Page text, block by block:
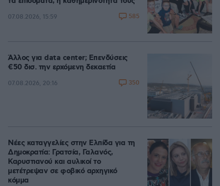
07.08.2026, 15:59 585
Άλλος για data center; Επενδύσεις
€50 δισ. την ερχόμενη δεκαετία
07.08.2026, 20:16 350
Νέες καταγγελίες στην Ελπίδα για τη
Δημοκρατία: Γρατσία, Γαλανός,
Καρυστιανού και αυλικοί το
μετέτρεψαν σε φοβικό αρχηγικό
κόμμα